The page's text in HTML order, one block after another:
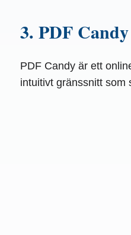
3. PDF
PDF Candy är ett
intuitivt gränssnitt som